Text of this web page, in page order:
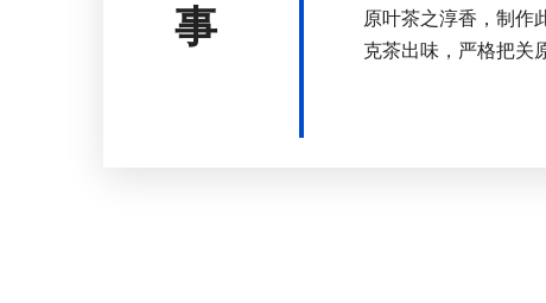
事
原叶茶之淳香，制作
克茶出味，严格把关